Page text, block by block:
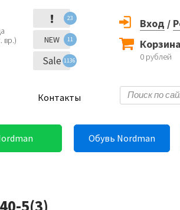
вр.)
! 23
NEW 11
Sale 1136
Вход /
0 рублей
Контакты
Обувь Nordman
5(3)